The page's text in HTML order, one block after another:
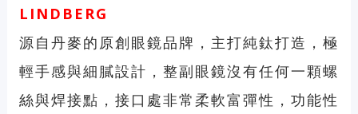
LINDBERG
源自丹麥的原創眼鏡品牌，主打純鈦打造，極
輕手感與細膩設計，整副眼鏡沒有任何一顆螺
絲與焊接點，接口處非常柔軟富彈性，功能性